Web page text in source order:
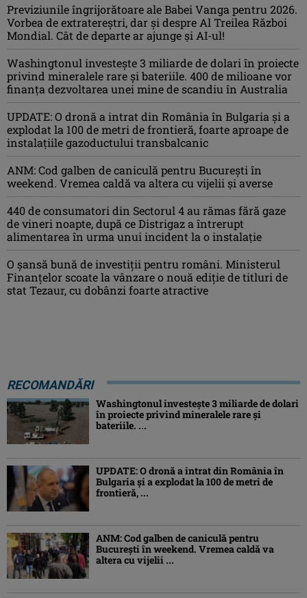
Previziunile îngrijorătoare ale Babei Vanga pentru 2026.
Vorbea de extratereștri, dar și despre Al Treilea Război
Mondial. Cât de departe ar ajunge și AI-ul!
Washingtonul investește 3 miliarde de dolari în proiecte
privind mineralele rare și bateriile. 400 de milioane vor
finanța dezvoltarea unei mine de scandiu în Australia
UPDATE: O dronă a intrat din România în Bulgaria şi a
explodat la 100 de metri de frontieră, foarte aproape de
instalațiile gazoductului transbalcanic
ANM: Cod galben de caniculă pentru București în
weekend. Vremea caldă va altera cu vijelii și averse
440 de consumatori din Sectorul 4 au rămas fără gaze
de vineri noapte, după ce Distrigaz a întrerupt
alimentarea în urma unui incident la o instalație
O șansă bună de investiții pentru români. Ministerul
Finanțelor scoate la vânzare o nouă ediție de titluri de
stat Tezaur, cu dobânzi foarte atractive
RECOMANDĂRI
Washingtonul investește 3 miliarde de dolari
în proiecte privind mineralele rare și
bateriile. ...
UPDATE: O dronă a intrat din România în
Bulgaria şi a explodat la 100 de metri de
frontieră, ...
ANM: Cod galben de caniculă pentru
București în weekend. Vremea caldă va
altera cu vijelii ...